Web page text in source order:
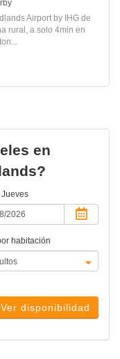
Airport by IHG de
rural, a solo 4min en
en
Jueves
habitación
Ver disponibilidad